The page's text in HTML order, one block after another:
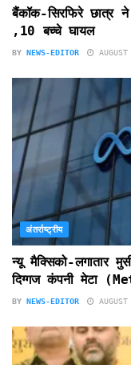
बैंकॉक-सिरफिरे छात्र
,10 बच्चे घायल
BY NEWS-EDITOR
अंतर्राष्ट्रीय
न्यू मैक्सिको-लगातार
दिग्गज कंपनी मेटा
BY NEWS-EDITOR